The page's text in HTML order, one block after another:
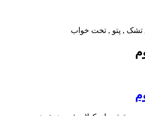
تشک , پتو , تخت خواب